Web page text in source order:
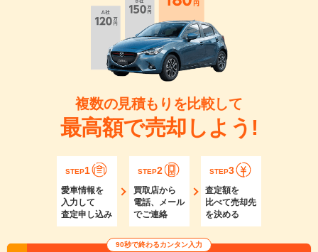
複数の見積もりを比較して
最高額で売却しよう!
STEP1
愛車情報を
入力して
査定申し込み
STEP2
買取店から
電話、メール
でご連絡
STEP3
査定額を
比べて売却先
を決める
90秒で終わるカンタン入力